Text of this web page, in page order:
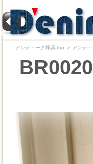
アンティーク家具Top ＞ アンテ